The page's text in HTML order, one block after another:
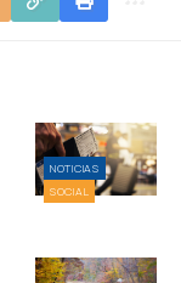
NOTICIAS
SOCIAL